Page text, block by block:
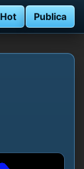
Hot Publica